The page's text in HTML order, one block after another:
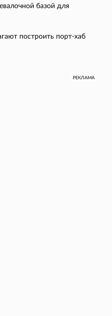
базой для
построить порт-хаб
РЕКЛАМА